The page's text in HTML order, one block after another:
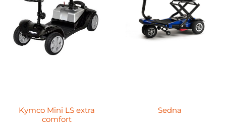
Kymco Mini LS extra
comfort
Sedna